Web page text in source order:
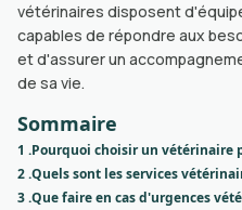
vétérinaires disposent
capables de répondre aux
et d'assurer un
de sa vie.
Sommaire
1 .Pourquoi choisir un vétérinaire
2 .Quels sont les services
3 .Que faire en cas d'urgences